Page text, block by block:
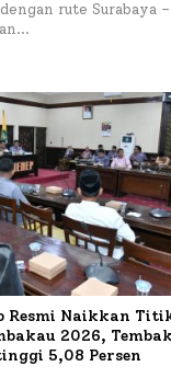
rute Surabaya –
Resmi Naikkan
2026,
5,08 Persen